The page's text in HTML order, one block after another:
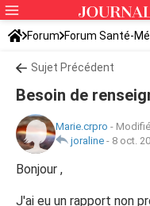
Forum Forum Santé-
Sujet Précédent
Besoin de
Marie.crpro -
joraline - 8 oct.
Bonjour ,
J'ai eu un rapport non